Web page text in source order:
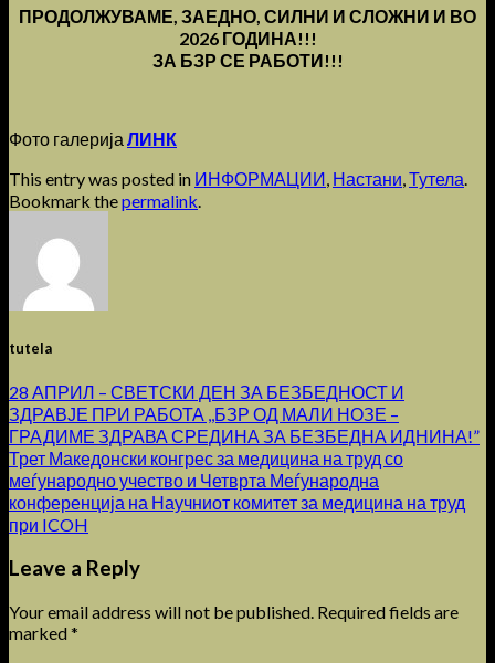
ПРОДОЛЖУВАМЕ, ЗАЕДНО, СИЛНИ И СЛОЖНИ И ВО
2026 ГОДИНА!!!
ЗА БЗР СЕ РАБОТИ!!!
Фото галерија ЛИНК
This entry was posted in ИНФОРМАЦИИ, Настани,Тутела.
Bookmark thepermalink.
tutela
28 АПРИЛ – СВЕТСКИ ДЕН ЗА БЕЗБЕДНОСТ И
ЗДРАВЈЕ ПРИ РАБОТА ,,БЗР ОД МАЛИ НОЗЕ –
ГРАДИМЕ ЗДРАВА СРЕДИНА ЗА БЕЗБЕДНА ИДНИНА!”
Трет Македонски конгрес за медицина на труд со
меѓународно учество и Четврта Меѓународна
конференција на Научниот комитет за медицина на труд
при ICOH
Leave a Reply
Your email address will not be published. Required fields are
marked*